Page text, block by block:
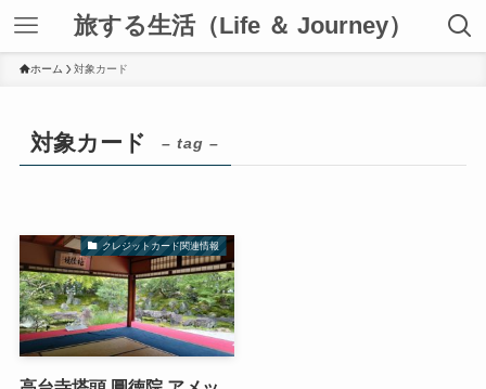
旅する生活（Life ＆ Journey）
ホーム 対象カード
対象カード – tag –
クレジットカード関連情報